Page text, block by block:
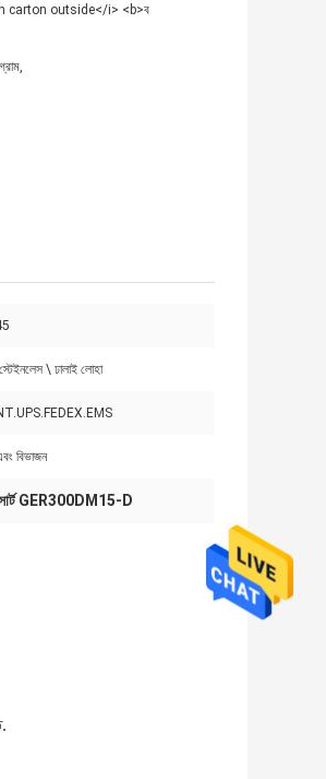
carton outside</i> <b>ব
\ ঢালাই লোহা
বিভাজন
GER300DM15-D